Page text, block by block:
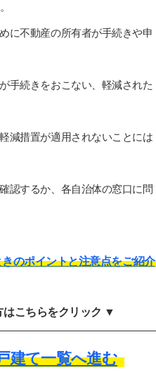
に不動産の所有者が手続きや申
手続きをおこない、軽減された
減措置が適用されないことには
認するか、各自治体の窓口に問
のポイントと注意点をご紹介
こちらをクリック ▼
建て一覧へ進む